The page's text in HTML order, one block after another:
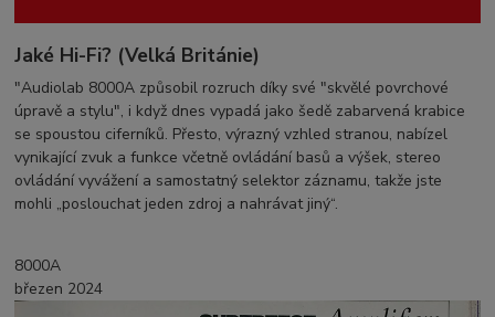
Jaké Hi-Fi? (Velká Británie)
"Audiolab 8000A způsobil rozruch díky své "skvělé povrchové
úpravě a stylu", i když dnes vypadá jako šedě zabarvená krabice
se spoustou ciferníků. Přesto, výrazný vzhled stranou, nabízel
vynikající zvuk a funkce včetně ovládání basů a výšek, stereo
ovládání vyvážení a samostatný selektor záznamu, takže jste
mohli „poslouchat jeden zdroj a nahrávat jiný“.
8000A
březen 2024